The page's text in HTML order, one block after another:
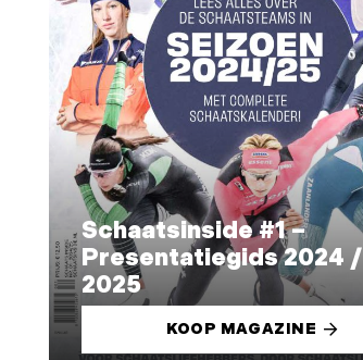
Schaatsinside #1 –
Presentatiegids 2024 /
2025
KOOP MAGAZINE